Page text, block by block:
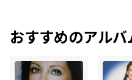
おすすめのアルバ